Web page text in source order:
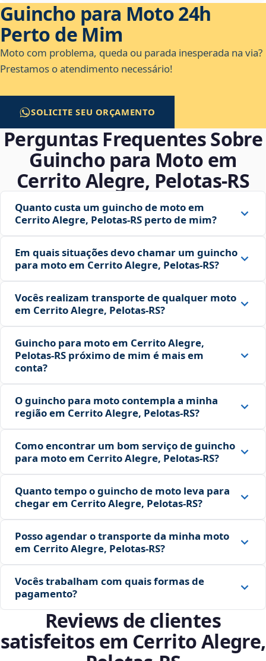
Guincho para Moto 24h
Perto de Mim
Moto com problema, queda ou parada inesperada na via?
Prestamos o atendimento necessário!
SOLICITE SEU ORÇAMENTO
Perguntas Frequentes Sobre
Guincho para Moto em
Cerrito Alegre, Pelotas‑RS
Quanto custa um guincho de moto em
Cerrito Alegre, Pelotas‑RS perto de mim?
Em quais situações devo chamar um guincho
para moto em Cerrito Alegre, Pelotas‑RS?
Vocês realizam transporte de qualquer moto
em Cerrito Alegre, Pelotas‑RS?
Guincho para moto em Cerrito Alegre,
Pelotas‑RS próximo de mim é mais em
conta?
O guincho para moto contempla a minha
região em Cerrito Alegre, Pelotas‑RS?
Como encontrar um bom serviço de guincho
para moto em Cerrito Alegre, Pelotas‑RS?
Quanto tempo o guincho de moto leva para
chegar em Cerrito Alegre, Pelotas‑RS?
Posso agendar o transporte da minha moto
em Cerrito Alegre, Pelotas‑RS?
Vocês trabalham com quais formas de
pagamento?
Reviews de clientes
satisfeitos em Cerrito Alegre,